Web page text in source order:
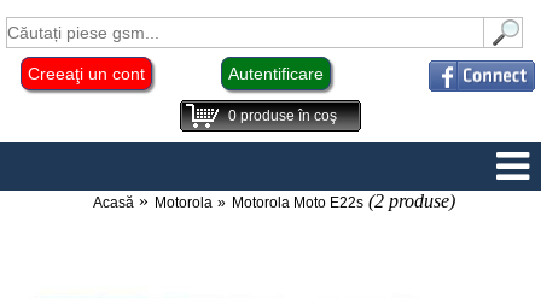
Creeaţi un cont Autentificare
0produse în coş
Acasă Motorola Motorola Moto E22s (2 produse)